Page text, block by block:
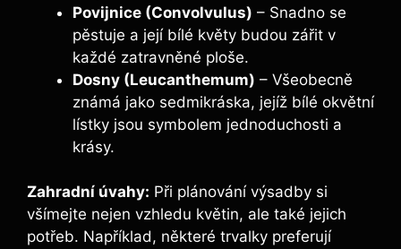
Povijnice (Convolvulus) – Snadno se
pěstuje a její bílé květy budou zářit v
⁣každé zatravněné ploše.
Dosny (Leucanthemum) – ​Všeobecně
známá⁤ jako sedmikráska, jejíž bílé okvětní
lístky jsou symbolem jednoduchosti ​a
krásy.
Zahradní úvahy: Při ⁢plánování výsadby si
všímejte nejen vzhledu květin, ale také jejich
potřeb. Například, některé trvalky preferují